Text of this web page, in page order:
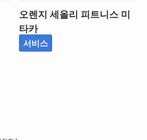
오렌지 세올리 피트니스 미
타카
서비스